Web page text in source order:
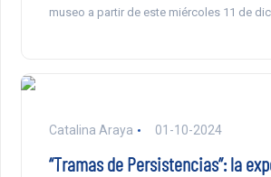
museo a partir de este miércoles 11 de
Catalina Araya 01-10-2024
“Tramas de Persistencias”: la